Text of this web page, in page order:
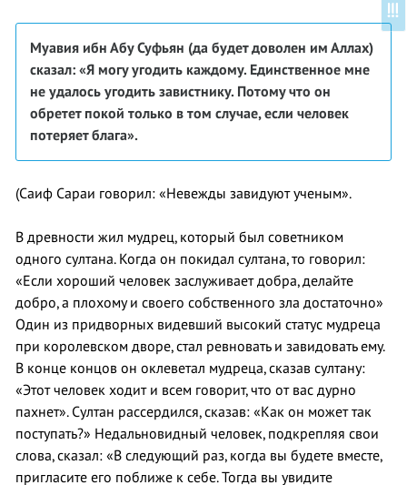
Муавия ибн Абу Суфьян (да будет доволен им Аллах)
сказал: «Я могу угодить каждому. Единственное мне
не удалось угодить завистнику. Потому что он
обретет покой только в том случае, если человек
потеряет блага».
(Саиф Сараи говорил: «Невежды завидуют ученым».
В древности жил мудрец, который был советником
одного султана. Когда он покидал султана, то говорил:
«Если хороший человек заслуживает добра, делайте
добро, а плохому и своего собственного зла достаточно»
Один из придворных видевший высокий статус мудреца
при королевском дворе, стал ревновать и завидовать ему.
В конце концов он оклеветал мудреца, сказав султану:
«Этот человек ходит и всем говорит, что от вас дурно
пахнет». Султан рассердился, сказав: «Как он может так
поступать?» Недальновидный человек, подкрепляя свои
слова, сказал: «В следующий раз, когда вы будете вместе,
пригласите его поближе к себе. Тогда вы увидите